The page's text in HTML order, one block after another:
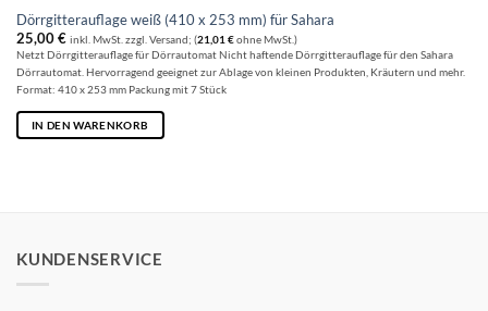
Dörrgitterauflage weiß (410 x 253 mm) für Sahara
25,00€ inkl. MwSt. zzgl. Versand; (21,01 €ohne MwSt.)
Netzt Dörrgitterauflage für Dörrautomat Nicht haftende Dörrgitterauflage für den Sahara
Dörrautomat. Hervorragend geeignet zur Ablage von kleinen Produkten, Kräutern und mehr.
Format: 410 x 253 mm Packung mit 7 Stück
IN DEN WARENKORB
KUNDENSERVICE